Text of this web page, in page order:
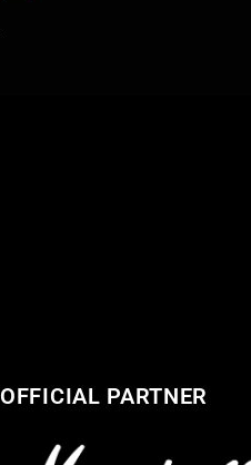
OFFICIAL PARTNER